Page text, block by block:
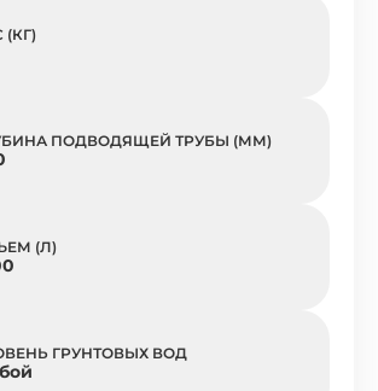
(КГ)
ПОДВОДЯЩЕЙ ТРУБЫ (ММ)
(Л)
ГРУНТОВЫХ ВОД